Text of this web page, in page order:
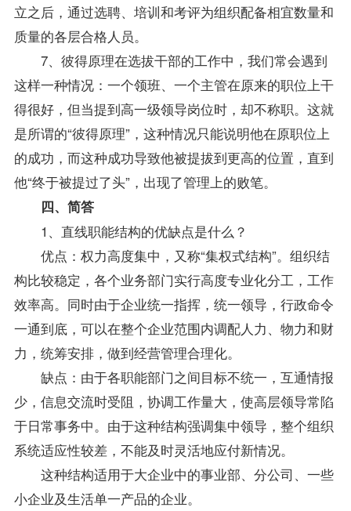
立之后，通过选聘、培训和考评为组织配备相宜数量和
质量的各层合格人员。
7、彼得原理在选拔干部的工作中，我们常会遇到
这样一种情况：一个领班、一个主管在原来的职位上干
得很好，但当提到高一级领导岗位时，却不称职。这就
是所谓的“彼得原理”，这种情况只能说明他在原职位上
的成功，而这种成功导致他被提拔到更高的位置，直到
他“终于被提过了头”，出现了管理上的败笔。
四、简答
1、直线职能结构的优缺点是什么？
优点：权力高度集中，又称“集权式结构”。组织结
构比较稳定，各个业务部门实行高度专业化分工，工作
效率高。同时由于企业统一指挥，统一领导，行政命令
一通到底，可以在整个企业范围内调配人力、物力和财
力，统筹安排，做到经营管理合理化。
缺点：由于各职能部门之间目标不统一，互通情报
少，信息交流时受阻，协调工作量大，使高层领导常陷
于日常事务中。由于这种结构强调集中领导，整个组织
系统适应性较差，不能及时灵活地应付新情况。
这种结构适用于大企业中的事业部、分公司、一些
小企业及生活单一产品的企业。